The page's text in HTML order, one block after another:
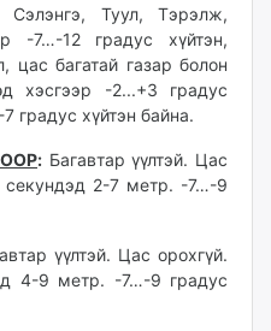
Сэлэнгэ, Туул, Тэрэлж,
-7…-12 градус хүйтэн,
цас багатай газар болон
хэсгээр -2...+3 градус
градус хүйтэн байна.
: Багавтар үүлтэй. Цас
секундэд 2-7 метр. -7…-9
үүлтэй. Цас орохгүй.
4-9 метр. -7…-9 градус